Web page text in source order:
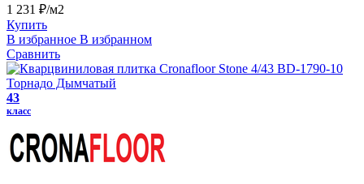
1 231 ₽/м2
Купить
В избранное В избранном
Сравнить
43
класс